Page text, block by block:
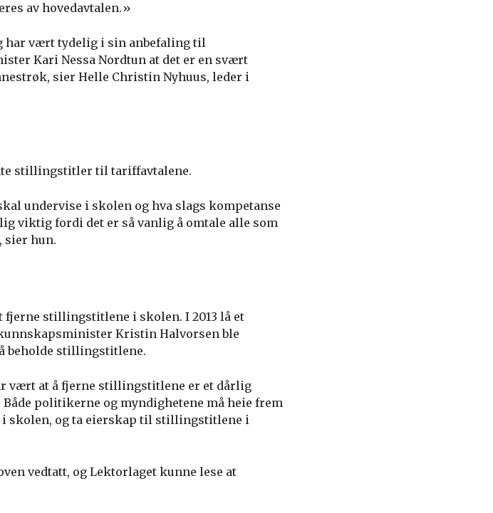
av hovedavtalen.»
har vært tydelig i sin anbefaling til
Kari Nessa Nordtun at det er en svært
sier Helle Christin Nyhuus, leder i
stillingstitler til tariffavtalene.
undervise i skolen og hva slags kompetanse
viktig fordi det er så vanlig å omtale alle som
sier hun.
stillingstitlene i skolen. I 2013 lå et
Kristin Halvorsen ble
beholde stillingstitlene.
vært at å fjerne stillingstitlene er et dårlig
politikerne og myndighetene må heie frem
skolen, og ta eierskap til stillingstitlene i
vedtatt, og Lektorlaget kunne lese at